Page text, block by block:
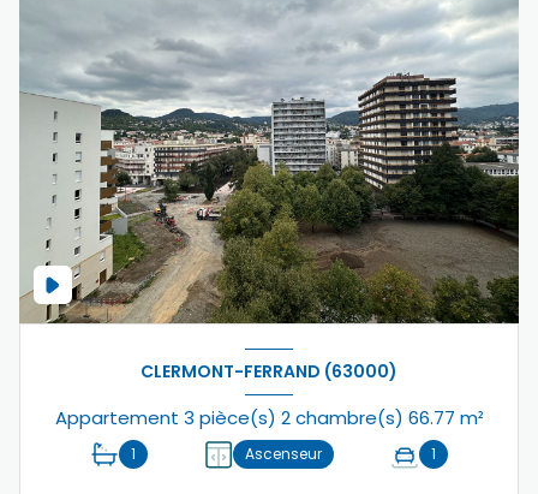
CLERMONT-FERRAND (63000)
Appartement 3 pièce(s) 2 chambre(s) 66.77 m²
1 Ascenseur 1